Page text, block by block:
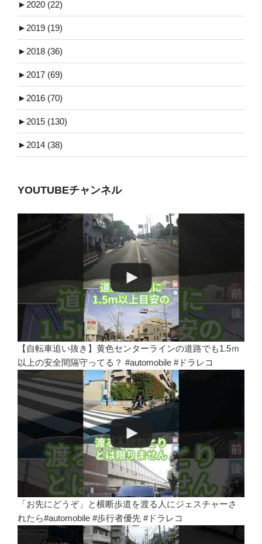
► 2020 (22)
► 2019 (19)
► 2018 (36)
► 2017 (69)
► 2016 (70)
► 2015 (130)
► 2014 (38)
YOUTUBEチャンネル
【自転車追い抜き】黄色センターラインの道路でも1.5ｍ
以上の安全間隔守ってる？ #automobile #ドラレコ
「お先にどうぞ」と横断歩道を渡る人にジェスチャーさ
れたら#automobile #歩行者優先 #ドラレコ